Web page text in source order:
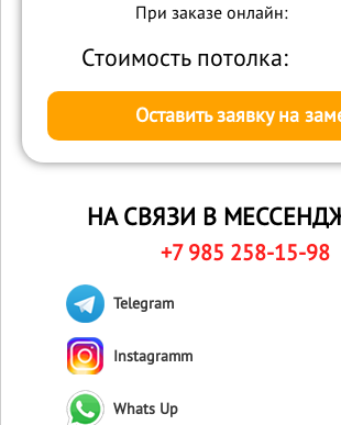
При заказе онлайн:
Стоимость потолка:
Оставить заявку на
НА СВЯЗИ В
+7 985 258-15-98
Telegram
Instagramm
Whats Up